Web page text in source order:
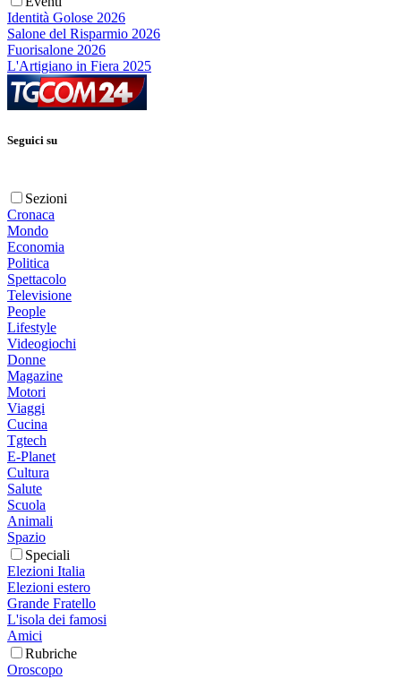
Identità Golose 2026
Salone del Risparmio 2026
Fuorisalone 2026
L'Artigiano in Fiera 2025
Seguici su
Sezioni
Cronaca
Mondo
Economia
Politica
Spettacolo
Televisione
People
Lifestyle
Videogiochi
Donne
Magazine
Motori
Viaggi
Cucina
Tgtech
E-Planet
Cultura
Salute
Scuola
Animali
Spazio
Speciali
Elezioni Italia
Elezioni estero
Grande Fratello
L'isola dei famosi
Amici
Rubriche
Oroscopo